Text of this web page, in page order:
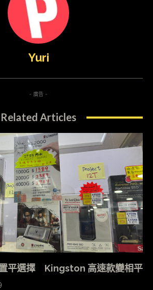
Yuri
- 廣告 -
Related Articles
置平選擇 Kingston 高速款變相平